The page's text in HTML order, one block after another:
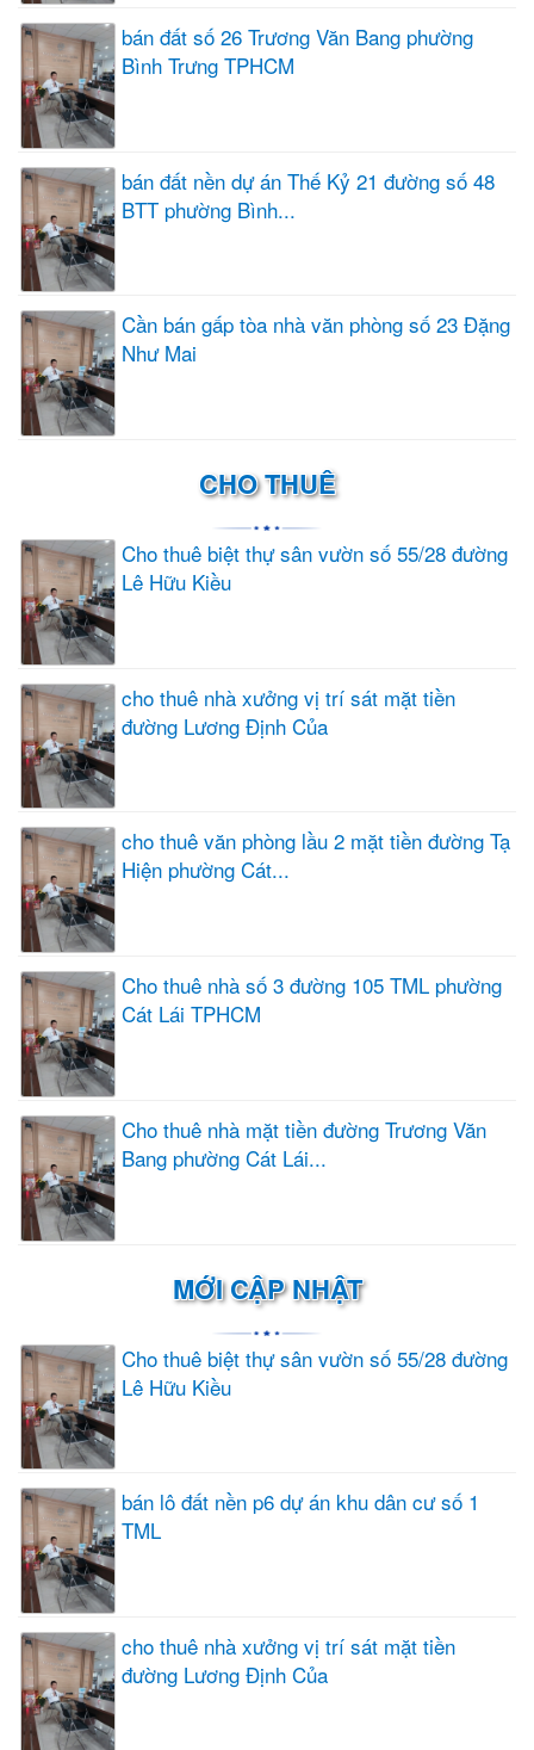
bán đất số 26 Trương Văn Bang phường
Bình Trưng TPHCM
bán đất nền dự án Thế Kỷ 21 đường số 48
BTT phường Bình...
Cần bán gấp tòa nhà văn phòng số 23 Đặng
Như Mai
CHO THUÊ
Cho thuê biệt thự sân vườn số 55/28 đường
Lê Hữu Kiều
cho thuê nhà xưởng vị trí sát mặt tiền
đường Lương Định Của
cho thuê văn phòng lầu 2 mặt tiền đường Tạ
Hiện phường Cát...
Cho thuê nhà số 3 đường 105 TML phường
Cát Lái TPHCM
Cho thuê nhà mặt tiền đường Trương Văn
Bang phường Cát Lái...
MỚI CẬP NHẬT
Cho thuê biệt thự sân vườn số 55/28 đường
Lê Hữu Kiều
bán lô đất nền p6 dự án khu dân cư số 1
TML
cho thuê nhà xưởng vị trí sát mặt tiền
đường Lương Định Của